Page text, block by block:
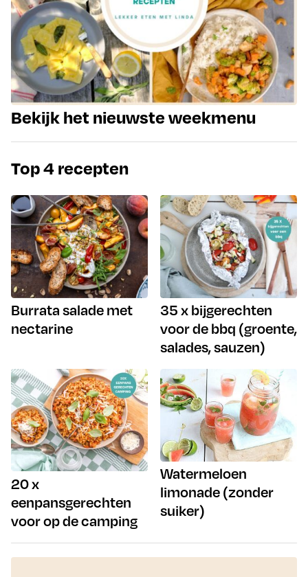
Bekijk het nieuwste weekmenu
Top 4 recepten
Burrata salade met
nectarine
35 x bijgerechten
voor de bbq (groente,
salades, sauzen)
20 x
eenpansgerechten
voor op de camping
Watermeloen
limonade (zonder
suiker)